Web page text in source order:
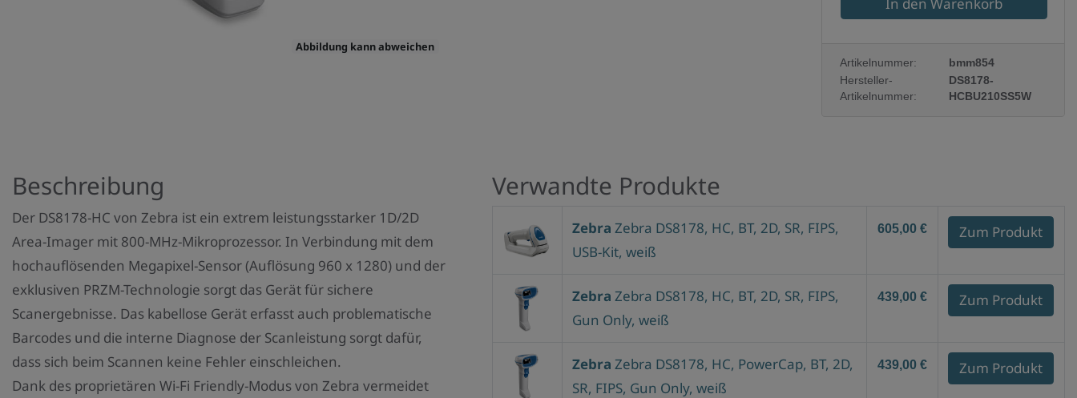
Abbildung kann abweichen
u
k
t
Artikelnummer:
bmm854
Hersteller-
Artikelnummer:
DS8178-
HCBU210SS5W
Beschreibung
Der DS8178-HC von Zebra ist ein extrem leistungsstarker 1D/2D
Area-Imager mit 800-MHz-Mikroprozessor. In Verbindung mit dem
hochauflösenden Megapixel-Sensor (Auflösung 960 x 1280) und der
exklusiven PRZM-Technologie sorgt das Gerät für sichere
Scanergebnisse. Das kabellose Gerät erfasst auch problematische
Barcodes und die interne Diagnose der Scanleistung sorgt dafür,
dass sich beim Scannen keine Fehler einschleichen.
Dank des proprietären Wi-Fi Friendly-Modus von Zebra vermeidet
Verwandte Produkte
Zebra Zebra DS8178, HC, BT, 2D, SR, FIPS,
USB-Kit, weiß
605,00 € Zum Produkt
Zebra Zebra DS8178, HC, BT, 2D, SR, FIPS,
Gun Only, weiß
439,00 € Zum Produkt
Zebra Zebra DS8178, HC, PowerCap, BT, 2D,
SR, FIPS, Gun Only, weiß
439,00 € Zum Produkt